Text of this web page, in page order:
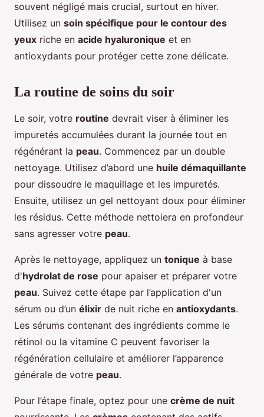
souvent négligé mais crucial, surtout en hiver.
Utilisez un soin spécifique pour le contour des
yeux riche en acide hyaluronique et en
antioxydants pour protéger cette zone délicate.
La routine de soins du soir
Le soir, votre routine devrait viser à éliminer les
impuretés accumulées durant la journée tout en
régénérant la peau. Commencez par un double
nettoyage. Utilisez d’abord une huile démaquillante
pour dissoudre le maquillage et les impuretés.
Ensuite, utilisez un gel nettoyant doux pour éliminer
les résidus. Cette méthode nettoiera en profondeur
sans agresser votre peau.
Après le nettoyage, appliquez un tonique à base
d'hydrolat de rose pour apaiser et préparer votre
peau. Suivez cette étape par l’application d'un
sérum ou d’un élixir de nuit riche en antioxydants.
Les sérums contenant des ingrédients comme le
rétinol ou la vitamine C peuvent favoriser la
régénération cellulaire et améliorer l’apparence
générale de votre peau.
Pour l’étape finale, optez pour une crème de nuit